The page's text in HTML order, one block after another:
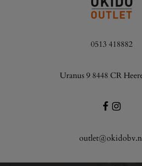
0513 418882
Uranus 9 8448 CR